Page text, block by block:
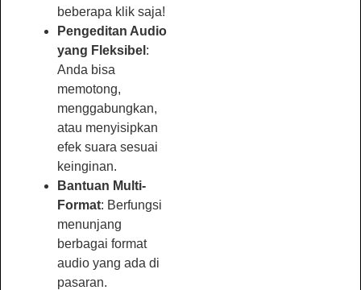
beberapa klik saja!
Pengeditan Audio
yang Fleksibel :
Anda bisa
memotong,
menggabungkan,
atau menyisipkan
efek suara sesuai
keinginan.
Bantuan Multi-
Format: Berfungsi
menunjang
berbagai format
audio yang ada di
pasaran.